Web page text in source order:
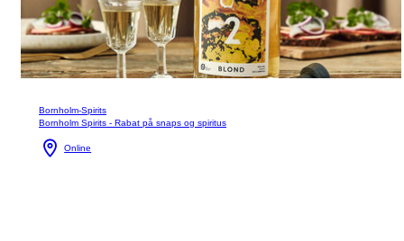
Bornholm-Spirits
Bornholm Spirits - Rabat på snaps og spiritus
Online